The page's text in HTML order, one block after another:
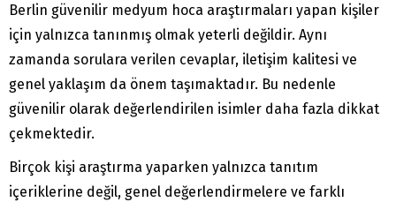
Berlin güvenilir medyum hoca araştırmaları yapan kişiler
için yalnızca tanınmış olmak yeterli değildir. Aynı
zamanda sorulara verilen cevaplar, iletişim kalitesi ve
genel yaklaşım da önem taşımaktadır. Bu nedenle
güvenilir olarak değerlendirilen isimler daha fazla dikkat
çekmektedir.
Birçok kişi araştırma yaparken yalnızca tanıtım
içeriklerine değil, genel değerlendirmelere ve farklı